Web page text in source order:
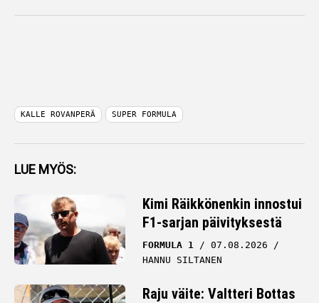
KALLE ROVANPERÄ SUPER FORMULA
LUE MYÖS:
Kimi Räikkönenkin innostui
F1-sarjan päivityksestä
FORMULA 1
07.08.2026
HANNU SILTANEN
Raju väite: Valtteri Bottas